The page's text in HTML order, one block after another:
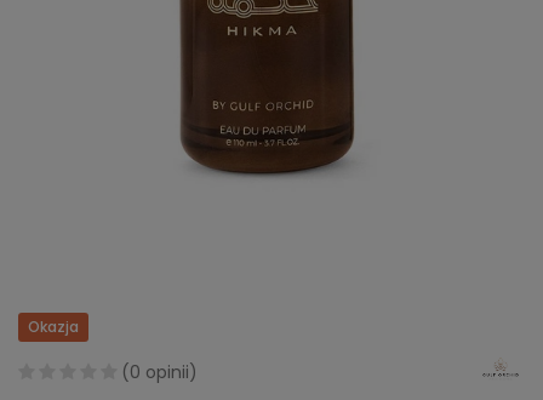
Okazja
(0 opinii)